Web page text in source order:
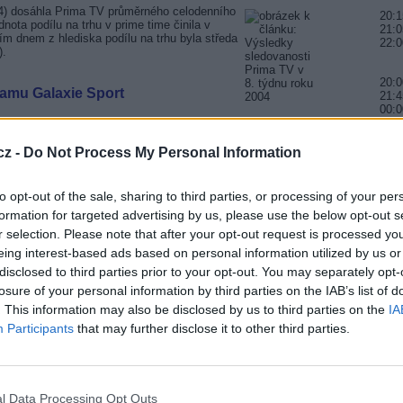
- Do Not Process My Personal Information
opt-out of the sale, sharing to third parties, or processing of your
for targeted advertising by us, please use the below opt-out
selection. Please note that after your opt-out request is processed
interest-based ads based on personal information utilized by us
to third parties prior to your opt-out. You may separately
of your personal information by third parties on the IAB’s list of
This information may also be disclosed by us to third parties on the
Participants that may further disclose it to other third parties.
Data Processing Opt Outs
dosáhla Prima TV průměrného celodenního
podílu na trhu v prime time činila v
dnem z hlediska podílu na trhu byla středa
Galaxie Sport
přímých fotbalových přenosů dostal
italský distributor Serie A zrušil
Bundesligy
na poslední únorovou neděli
prenose
2004 dva roky. Televízia JOJ tentoraz na
V sobotu 6. marca o 20.00 hodine sa v
spolu s hviezdami slovenského
o ?priamy prenos z verejnej nahrávky pôvodnej
o zrode televízie spojenej s prestížnym odovzdávaním